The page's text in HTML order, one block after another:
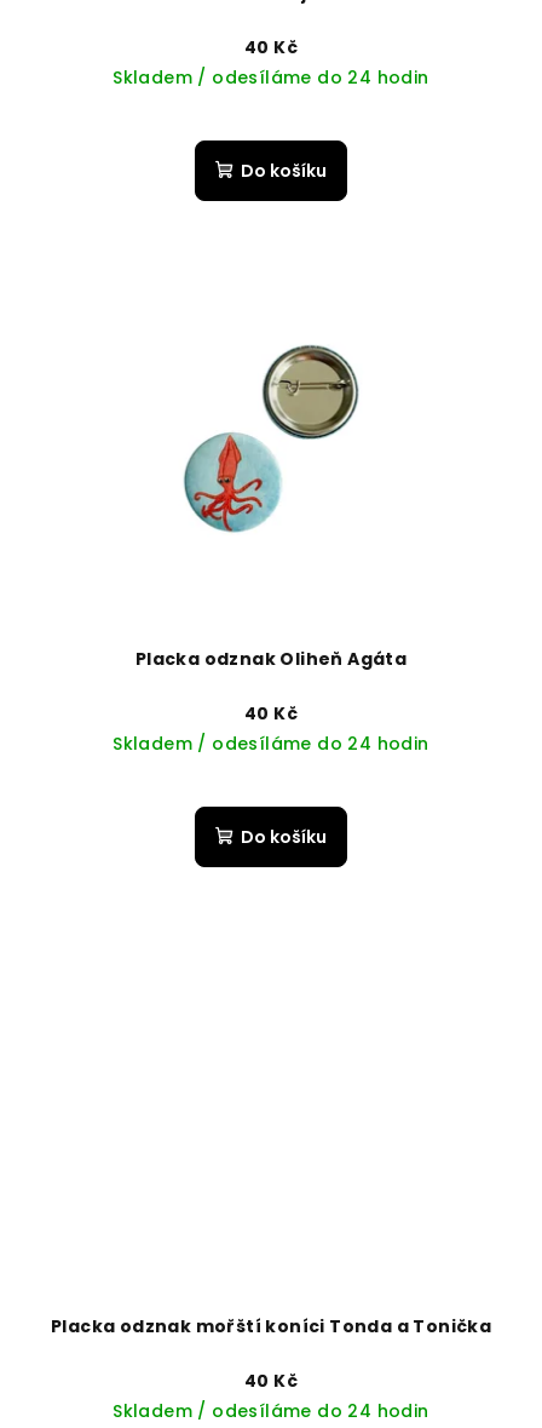
40 Kč
Skladem / odesíláme do 24 hodin
Do košíku
Placka odznak Oliheň Agáta
40 Kč
Skladem / odesíláme do 24 hodin
Do košíku
Placka odznak mořští koníci Tonda a Tonička
40 Kč
Skladem / odesíláme do 24 hodin